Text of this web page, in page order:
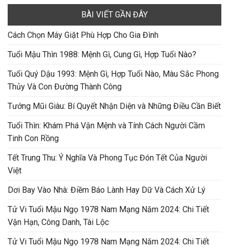
BÀI VIẾT GẦN ĐÂY
Cách Chọn Máy Giặt Phù Hợp Cho Gia Đình
Tuổi Mậu Thìn 1988: Mệnh Gì, Cung Gì, Hợp Tuổi Nào?
Tuổi Quý Dậu 1993: Mệnh Gì, Hợp Tuổi Nào, Màu Sắc Phong
Thủy Và Con Đường Thành Công
Tướng Mũi Giàu: Bí Quyết Nhận Diện và Những Điều Cần Biết
Tuổi Thìn: Khám Phá Vận Mệnh và Tính Cách Người Cầm
Tinh Con Rồng
Tết Trung Thu: Ý Nghĩa Và Phong Tục Đón Tết Của Người
Việt
Dơi Bay Vào Nhà: Điềm Báo Lành Hay Dữ Và Cách Xử Lý
Tử Vi Tuổi Mậu Ngọ 1978 Nam Mạng Năm 2024: Chi Tiết
Vận Hạn, Công Danh, Tài Lộc
Tử Vi Tuổi Mậu Ngọ 1978 Nam Mạng Năm 2024: Chi Tiết